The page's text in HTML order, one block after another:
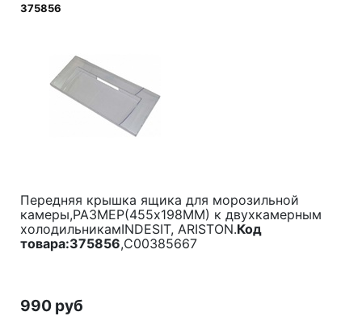
375856
Передняя крышка ящика для морозильной
камеры,РАЗМЕР(455x198ММ) к двухкамерным
холодильникамINDESIT, ARISTON.Код
товара:375856,C00385667
990 руб